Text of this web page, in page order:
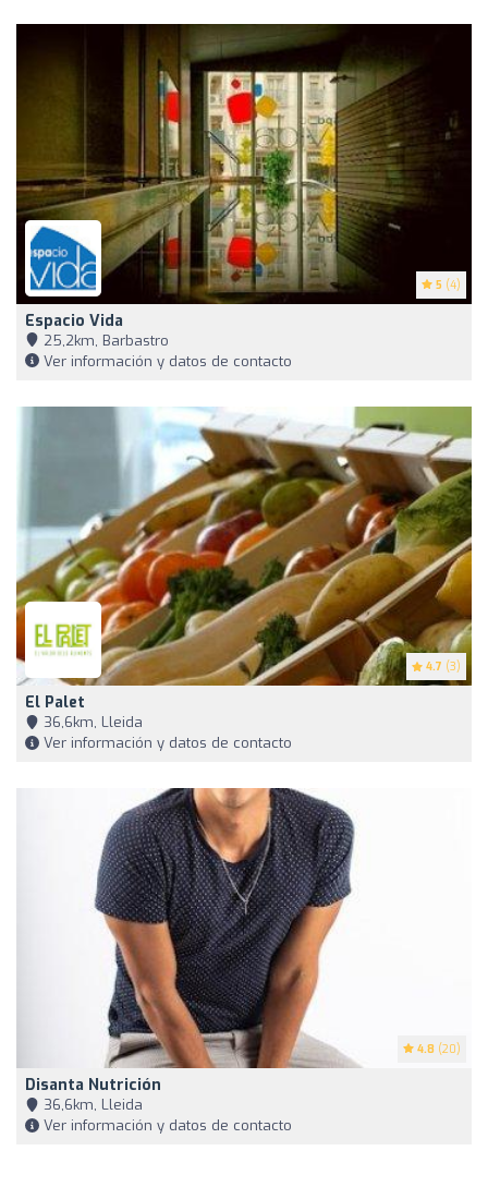
5 (4)
Espacio Vida
25,2km, Barbastro
Ver información y datos de contacto
4.7 (3)
El Palet
36,6km, Lleida
Ver información y datos de contacto
4.8 (20)
Disanta Nutrición
36,6km, Lleida
Ver información y datos de contacto